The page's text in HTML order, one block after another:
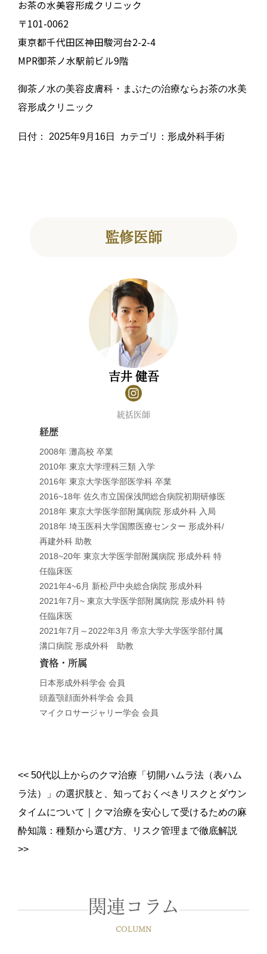
お茶の水美容形成クリニック
〒101-0062
東京都千代田区神田駿河台2-2-4
MPR御茶ノ水駅前ビル9階
御茶ノ水の美容皮膚科・まぶたの治療ならお茶の水美
容形成クリニック
日付： 2025年9月16日 カテゴリ： 形成外科手術
監修医師
吉井 健吾
統括医師
経歴
2008年 灘高校 卒業
2010年 東京大学理科三類 入学
2016年 東京大学医学部医学科 卒業
2016~18年 佐久市立国保浅間総合病院初期研修医
2018年 東京大学医学部附属病院 形成外科 入局
2018年 埼玉医科大学国際医療センター 形成外科/
再建外科 助教
2018~20年 東京大学医学部附属病院 形成外科 特
任臨床医
2021年4~6月 新松戸中央総合病院 形成外科
2021年7月~ 東京大学医学部附属病院 形成外科 特
任臨床医
2021年7月～2022年3月 帝京大学大学医学部付属
溝口病院 形成外科 助教
資格・所属
日本形成外科学会 会員
頭蓋顎顔面外科学会 会員
マイクロサージャリー学会 会員
<<50代以上からのクマ治療「切開ハムラ法（表ハム
ラ法）」の選択肢と、知っておくべきリスクとダウン
タイムについて
クマ治療を安心して受けるための麻
酔知識：種類から選び方、リスク管理まで徹底解説
>>
関連コラム
COLUMN